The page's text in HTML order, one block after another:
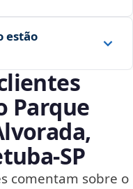
estão
Parque
comentam sobre o